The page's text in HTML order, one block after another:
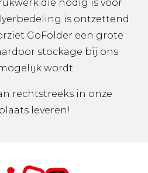
die nodig is voor
is ontzettend
GoFolder een grote
stockage bij ons
wordt.
rechtstreeks in onze
leveren!